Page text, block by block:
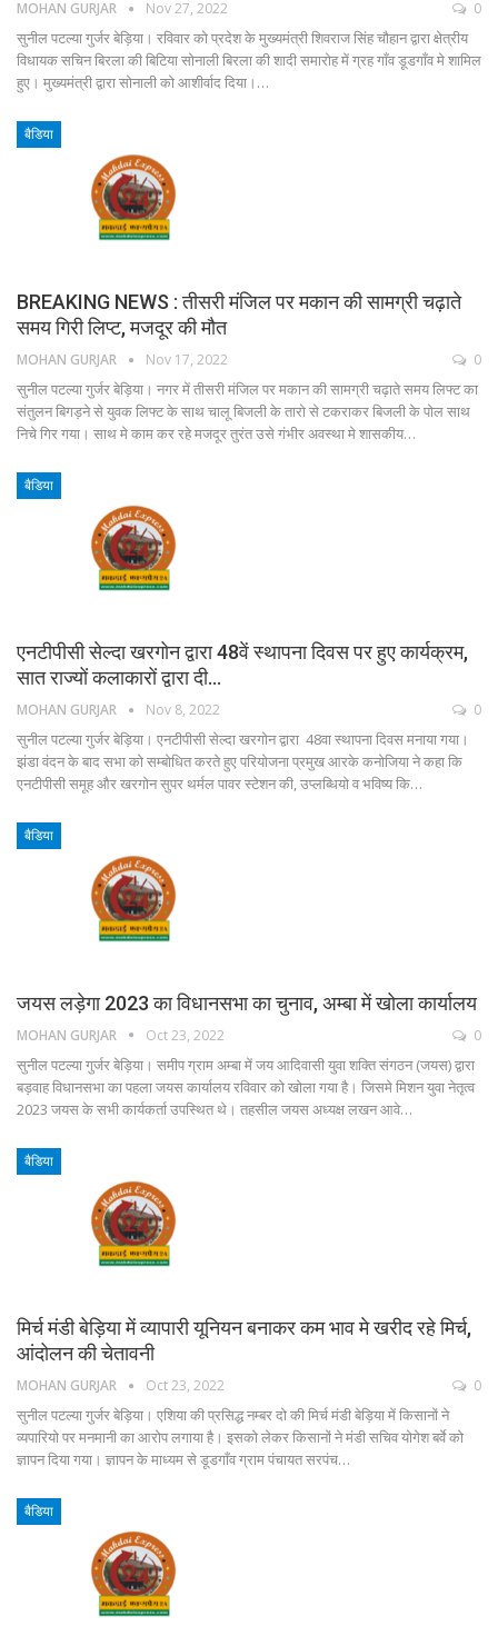
MOHAN GURJAR Nov 27, 2022 0
सुनील पटल्या गुर्जर बेड़िया। रविवार को प्रदेश के मुख्यमंत्री शिवराज सिंह चौहान द्वारा क्षेत्रीय
विधायक सचिन बिरला की बिटिया सोनाली बिरला की शादी समारोह में ग्रह गाँव डूडगाँव मे शामिल
हुए। मुख्यमंत्री द्वारा सोनाली को आशीर्वाद दिया।…
बैडिया
BREAKING NEWS : तीसरी मंजिल पर मकान की सामग्री चढ़ाते
समय गिरी लिप्ट, मजदूर की मौत
MOHAN GURJAR Nov 17, 2022 0
सुनील पटल्या गुर्जर बेड़िया। नगर में तीसरी मंजिल पर मकान की सामग्री चढ़ाते समय लिफ्ट का
संतुलन बिगड़ने से युवक लिफ्ट के साथ चालू बिजली के तारो से टकराकर बिजली के पोल साथ
निचे गिर गया। साथ मे काम कर रहे मजदूर तुरंत उसे गंभीर अवस्था मे शासकीय…
बैडिया
एनटीपीसी सेल्दा खरगोन द्वारा 48वें स्थापना दिवस पर हुए कार्यक्रम,
सात राज्यों कलाकारों द्वारा दी…
MOHAN GURJAR Nov 8, 2022 0
सुनील पटल्या गुर्जर बेड़िया। एनटीपीसी सेल्दा खरगोन द्वारा 48वा स्थापना दिवस मनाया गया।
झंडा वंदन के बाद सभा को सम्बोधित करते हुए परियोजना प्रमुख आरके कनोजिया ने कहा कि
एनटीपीसी समूह और खरगोन सुपर थर्मल पावर स्टेशन की, उप्लब्धियो व भविष्य कि…
बैडिया
जयस लड़ेगा 2023 का विधानसभा का चुनाव, अम्बा में खोला कार्यालय
MOHAN GURJAR Oct 23, 2022 0
सुनील पटल्या गुर्जर बेड़िया। समीप ग्राम अम्बा में जय आदिवासी युवा शक्ति संगठन (जयस) द्वारा
बड़वाह विधानसभा का पहला जयस कार्यालय रविवार को खोला गया है। जिसमे मिशन युवा नेतृत्व
2023 जयस के सभी कार्यकर्ता उपस्थित थे। तहसील जयस अध्यक्ष लखन आवे…
बैडिया
मिर्च मंडी बेड़िया में व्यापारी यूनियन बनाकर कम भाव मे खरीद रहे मिर्च,
आंदोलन की चेतावनी
MOHAN GURJAR Oct 23, 2022 0
सुनील पटल्या गुर्जर बेड़िया। एशिया की प्रसिद्ध नम्बर दो की मिर्च मंडी बेड़िया में किसानों ने
व्यपारियो पर मनमानी का आरोप लगाया है। इसको लेकर किसानों ने मंडी सचिव योगेश बर्वे को
ज्ञापन दिया गया। ज्ञापन के माध्यम से डूडगाँव ग्राम पंचायत सरपंच…
बैडिया